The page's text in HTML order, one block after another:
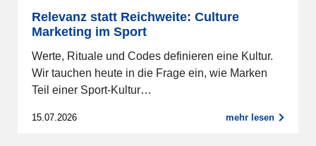
Relevanz statt Reichweite: Culture
Marketing im Sport
Werte, Rituale und Codes definieren eine Kultur.
Wir tauchen heute in die Frage ein, wie Marken
Teil einer Sport-Kultur…
15.07.2026 mehr lesen